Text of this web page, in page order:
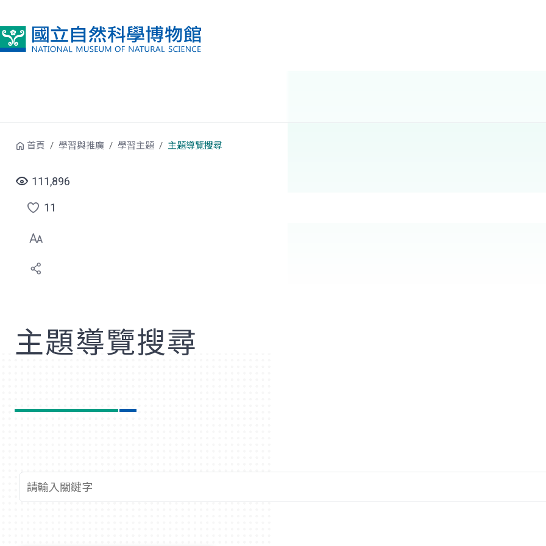
首頁 學習與推廣 學習主題 主題導覽搜尋
111,896
點
選
喜
11
主題導覽搜尋
查詢關鍵字